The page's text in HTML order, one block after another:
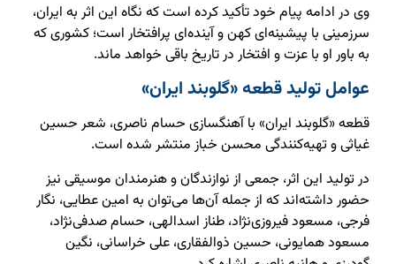
وی در ادامه پیام خود تأکید کرده است که نگاه این اثر به ایران،
سرزمینی با پیشینه‌ای کهن و آینده‌ای پرافتخار است؛ کشوری که
به باور او با عزت و افتخار در تاریخ باقی خواهد ماند.
عوامل تولید قطعه «گلوبند ایران»
قطعه «گلوبند ایران» با آهنگسازی حسام ناصری، شعر حسین
غیاثی و تهیه‌کنندگی محسن خباز منتشر شده است.
در تولید این اثر، جمعی از نوازندگان و هنرمندان موسیقی نیز
حضور داشته‌اند که از جمله آن‌ها می‌توان به امین عطایی، نگار
فرجی، مسعود فیروزی‌نژاد، طناز اسدالهی، حسام صدفی‌نژاد،
مسعود همایونی، حسین ذوالفقاری، علی خراسانی، نگین